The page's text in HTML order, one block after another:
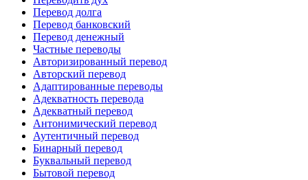
Перевод долга
Перевод банковский
Перевод денежный
Частные переводы
Авторизированный перевод
Авторский перевод
Адаптированные переводы
Адекватность перевода
Адекватный перевод
Антонимический перевод
Аутентичный перевод
Бинарный перевод
Буквальный перевод
Бытовой перевод